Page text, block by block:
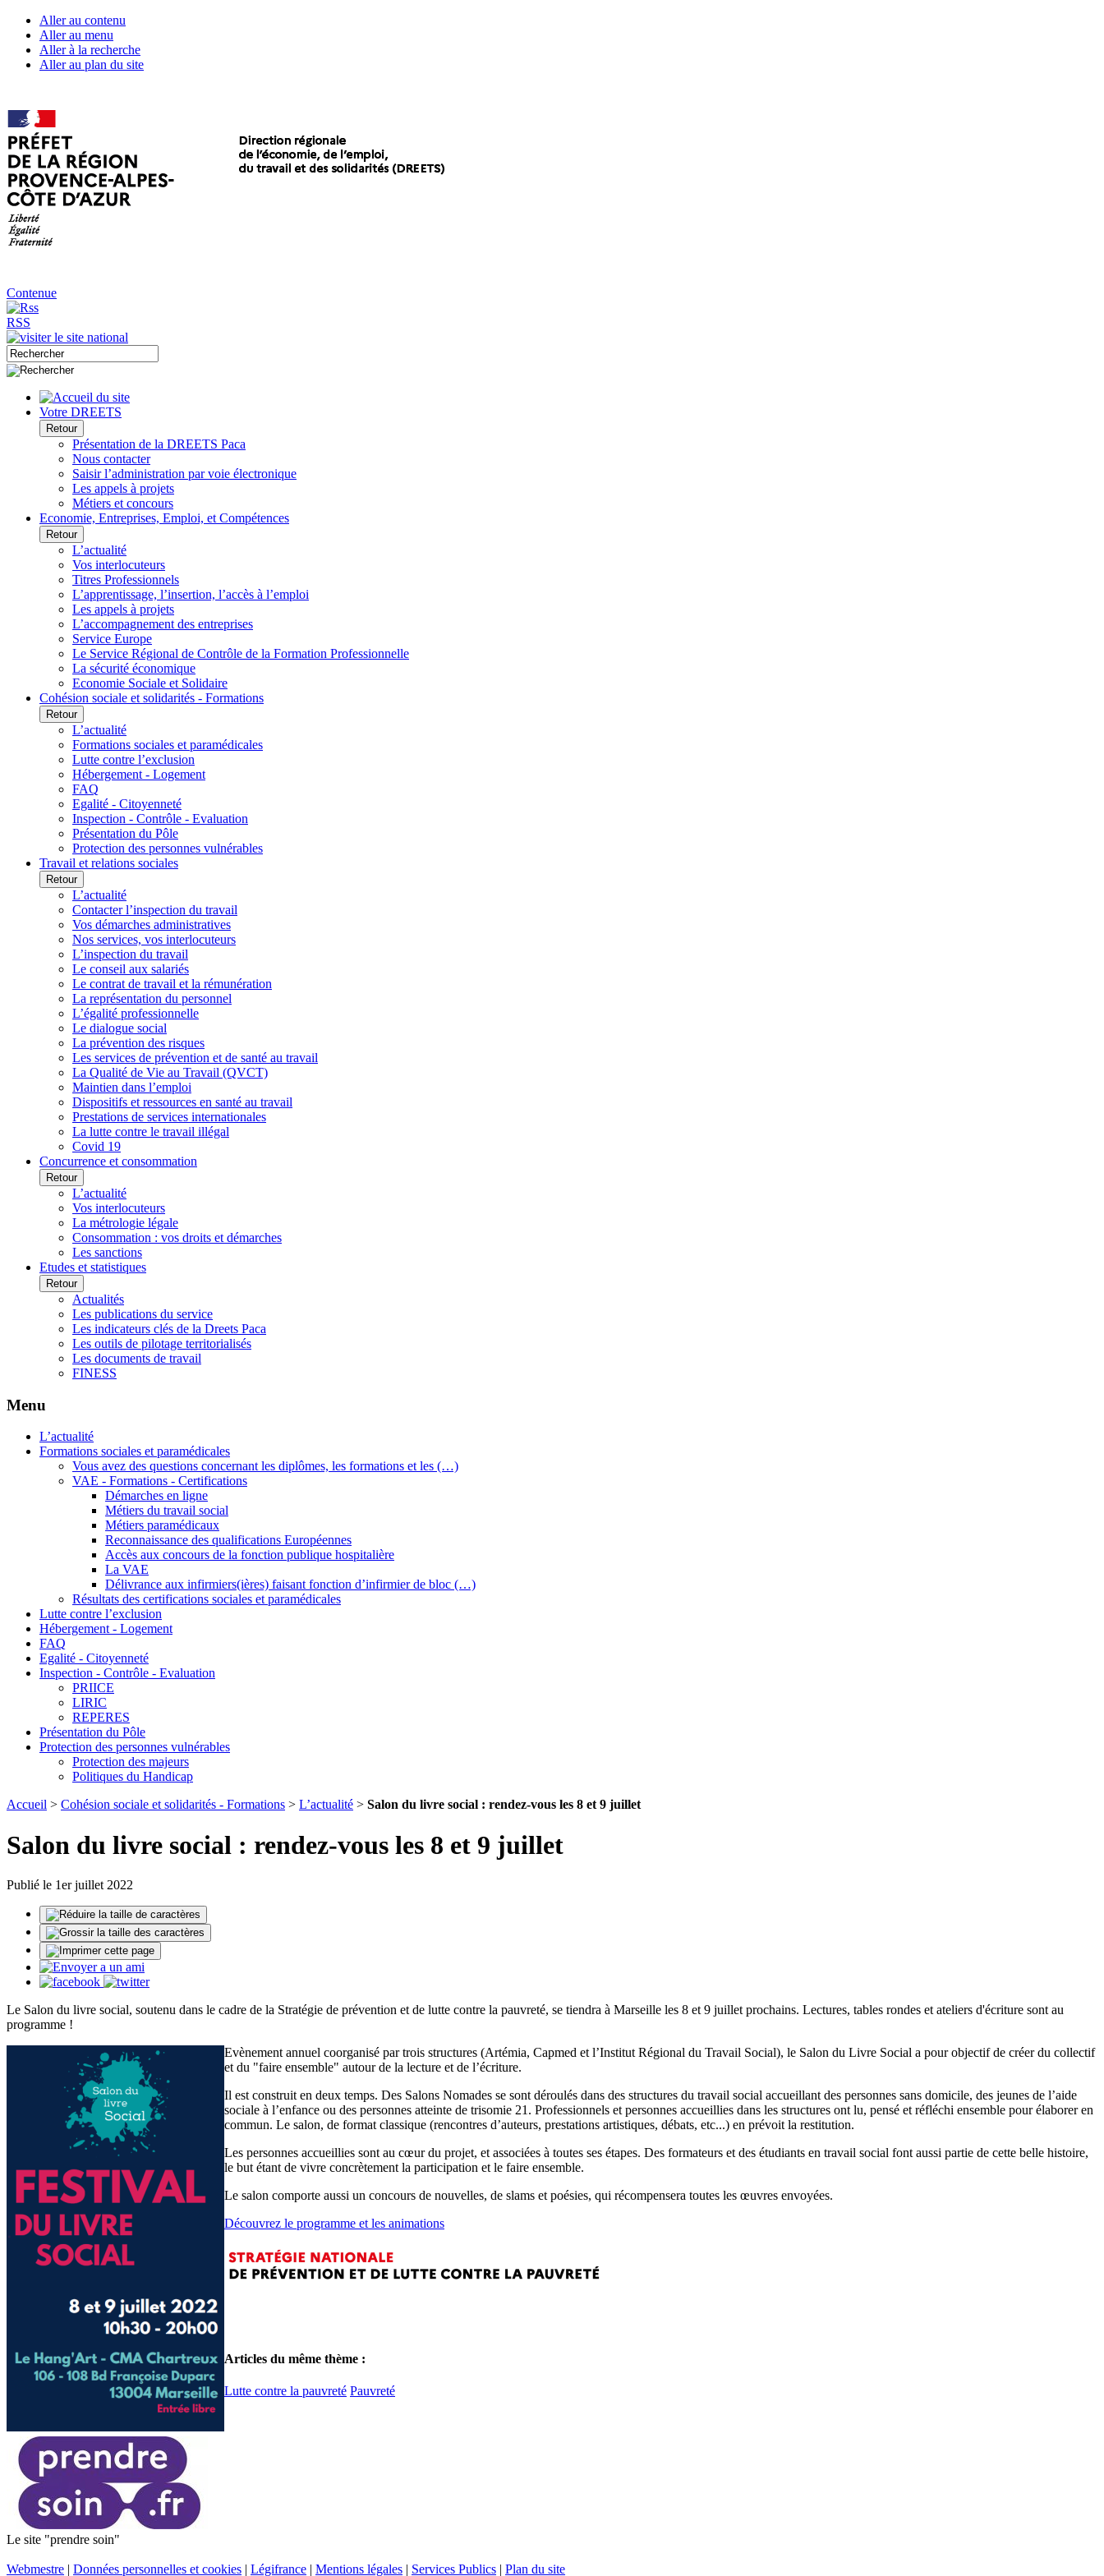
Aller au contenu
Aller au menu
Aller à la recherche
Aller au plan du site
Contenue
RSS
Votre DREETS
Retour
Présentation de la DREETS Paca
Nous contacter
Saisir l’administration par voie électronique
Les appels à projets
Métiers et concours
Economie, Entreprises, Emploi, et Compétences
Retour
L’actualité
Vos interlocuteurs
Titres Professionnels
L’apprentissage, l’insertion, l’accès à l’emploi
Les appels à projets
L’accompagnement des entreprises
Service Europe
Le Service Régional de Contrôle de la Formation Professionnelle
La sécurité économique
Economie Sociale et Solidaire
Cohésion sociale et solidarités - Formations
Retour
L’actualité
Formations sociales et paramédicales
Lutte contre l’exclusion
Hébergement - Logement
FAQ
Egalité - Citoyenneté
Inspection - Contrôle - Evaluation
Présentation du Pôle
Protection des personnes vulnérables
Travail et relations sociales
Retour
L’actualité
Contacter l’inspection du travail
Vos démarches administratives
Nos services, vos interlocuteurs
L’inspection du travail
Le conseil aux salariés
Le contrat de travail et la rémunération
La représentation du personnel
L’égalité professionnelle
Le dialogue social
La prévention des risques
Les services de prévention et de santé au travail
La Qualité de Vie au Travail (QVCT)
Maintien dans l’emploi
Dispositifs et ressources en santé au travail
Prestations de services internationales
La lutte contre le travail illégal
Covid 19
Concurrence et consommation
Retour
L’actualité
Vos interlocuteurs
La métrologie légale
Consommation : vos droits et démarches
Les sanctions
Etudes et statistiques
Retour
Actualités
Les publications du service
Les indicateurs clés de la Dreets Paca
Les outils de pilotage territorialisés
Les documents de travail
FINESS
Menu
L’actualité
Formations sociales et paramédicales
Vous avez des questions concernant les diplômes, les formations et les (…)
VAE - Formations - Certifications
Démarches en ligne
Métiers du travail social
Métiers paramédicaux
Reconnaissance des qualifications Européennes
Accès aux concours de la fonction publique hospitalière
La VAE
Délivrance aux infirmiers(ières) faisant fonction d’infirmier de bloc (…)
Résultats des certifications sociales et paramédicales
Lutte contre l’exclusion
Hébergement - Logement
FAQ
Egalité - Citoyenneté
Inspection - Contrôle - Evaluation
PRIICE
LIRIC
REPERES
Présentation du Pôle
Protection des personnes vulnérables
Protection des majeurs
Politiques du Handicap
Accueil > Cohésion sociale et solidarités - Formations > L’actualité > Salon du livre social : rendez-vous les 8 et 9 juillet
Salon du livre social : rendez-vous les 8 et 9 juillet
Publié le 1er juillet 2022
Le Salon du livre social, soutenu dans le cadre de la Stratégie de prévention et de lutte contre la pauvreté, se tiendra à Marseille les 8 et 9 juillet prochains. Lectures, tables rondes et ateliers d'écriture sont au
programme !
Evènement annuel coorganisé par trois structures (Artémia, Capmed et l’Institut Régional du Travail Social), le Salon du Livre Social a pour objectif de créer du collectif
et du "faire ensemble" autour de la lecture et de l’écriture.
Il est construit en deux temps. Des Salons Nomades se sont déroulés dans des structures du travail social accueillant des personnes sans domicile, des jeunes de l’aide
sociale à l’enfance ou des personnes atteinte de trisomie 21. Professionnels et personnes accueillies dans les structures ont lu, pensé et réfléchi ensemble pour élaborer en
commun. Le salon, de format classique (rencontres d’auteurs, prestations artistiques, débats, etc...) en prévoit la restitution.
Les personnes accueillies sont au cœur du projet, et associées à toutes ses étapes. Des formateurs et des étudiants en travail social font aussi partie de cette belle histoire,
le but étant de vivre concrètement la participation et le faire ensemble.
Le salon comporte aussi un concours de nouvelles, de slams et poésies, qui récompensera toutes les œuvres envoyées.
Découvrez le programme et les animations
Articles du même thème :
Lutte contre la pauvreté Pauvreté
Le site "prendre soin"
Webmestre | Données personnelles et cookies | Légifrance | Mentions légales | Services Publics | Plan du site